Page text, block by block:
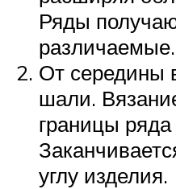
Ряды
различаемые.
От середины
шали.
границы
углу изделия.